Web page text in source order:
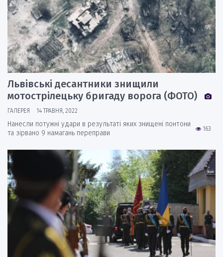
Львівські десантники знищили
мотострілецьку бригаду ворога (ФОТО)
ГАЛЕРЕЯ 14 ТРАВНЯ, 2022
163
Нанесли потужні удари в результаті яких знищені понтони
та зірвано 9 намагань переправи